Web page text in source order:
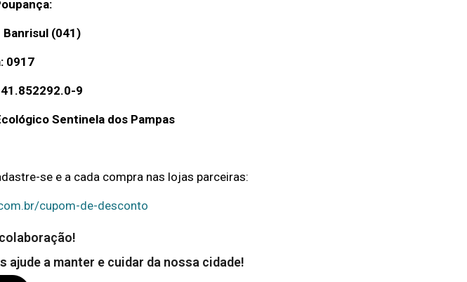
(041)
0917
9
Sentinela dos Pampas
se e a cada compra nas lojas parceiras:
cupom-de-desconto
ajude a manter e cuidar da nossa cidade!